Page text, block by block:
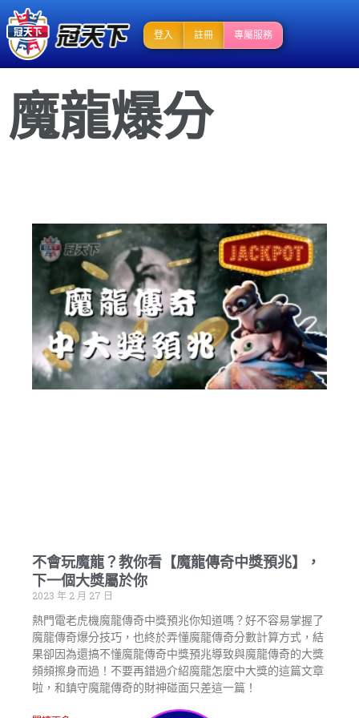
登入 註冊 專屬服務
魔龍爆分
不會玩魔龍？教你看【魔龍傳奇中獎預兆】，
下一個大獎屬於你
2023 年 2 月 27 日
熱門電老虎機魔龍傳奇中獎預兆你知道嗎？好不容易掌握了
魔龍傳奇爆分技巧，也終於弄懂魔龍傳奇分數計算方式，結
果卻因為還搞不懂魔龍傳奇中獎預兆導致與魔龍傳奇的大獎
頻頻擦身而過！不要再錯過介紹魔龍怎麼中大獎的這篇文章
啦，和鎮守魔龍傳奇的財神碰面只差這一篇！